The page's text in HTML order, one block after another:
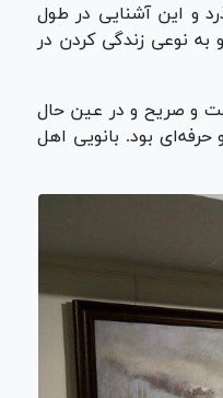
عالیخانی تا حال حاضر بیش از ۳۰ سال می‌گذرد و این آشنایی در طول
و به نوعی زندگی کردن در
و صریح و در عین حال
بود. بانویی اهل